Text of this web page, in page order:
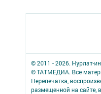
© 2011 - 2026. Нурлат-⁠
© ТАТМЕДИА. Все
Перепечатка,
размещенной на сайте,